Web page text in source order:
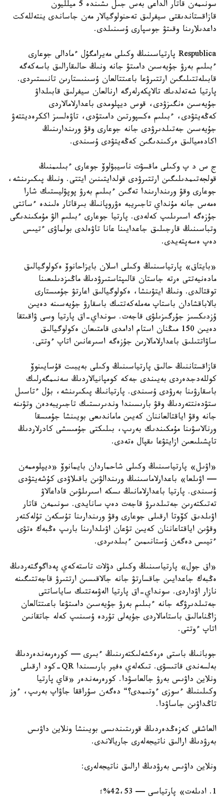
سونىمەن قاتار الداعى بەس جىل ىشىندە 5 ميلليون
قازاقستاندىقتى سيفرلىق تەحنولوگيالار مەن جاساندى ينتەللەكت
داعدىلارىنا وقىتۋ جوسپارى ۇسىنىلدى.
Respublica پارتياسىنىڭ وكىلى مەيرامگۇل ءمادالى جوعارى
ءبىلىم بەرۋ جۇيەسىن دامىتۋ جانە ونىڭ حالىقارالىق باسەكەگە
قابىلەتتىلىگىن ارتتىرۋعا باعىتتالعان ۇسىنىستارىن تانىستىردى.
پارتيا شەتەلدىك تالاپكەرلەرگە ارنالعان سيفرلىق قابىلداۋ
جۇيەسىن ەنگىزۋدى، قوس ديپلومدى باعدارلامالاردى
كەڭەيتۋدى، ءبىلىم ەكسپورتىن دامىتۋدى، تاۋەلسىز اككرەديتتەۋ
جۇيەسىن جەتىلدىرۋدى جانە جوعارى وقۋ ورىندارىنىڭ
اكادەميالىق ەركىندىگىن كەڭەيتۋدى ۇسىندى.
ج س د پ وكىلى ماقسۋت ناسيبۋلوۆ جوعارى ءبىلىمنىڭ
قولجەتىمدىلىگىن ارتتىرۋدى قولدايتىنىن ايتتى. ونىڭ پىكىرىنشە،
جوعارى وقۋ ورىندارىندا تەگىن ءبىلىم بەرۋ پوپۋليستىك شارا
ەمەس جانە مۇنداي تاجىريبە ەۋروپانىڭ بىرقاتار ەلىندە ءساتتى
جۇزەگە اسىرىلىپ كەلەدى. پارتيا جوعارى ءبىلىم الۋ مۇمكىندىگى
وتباسىنىڭ قارجىلىق جاعدايىنا عانا تاۋەلدى بولماۋى ءتيىس
دەپ ەسەپتەيدى.
«بايتاق» پارتياسىنىڭ وكىلى اسلان بايزاحانوۆ ەكولوگيالىق
مادەنيەتتى ەرتە جاستان قالىپتاستىرۋدىڭ ماڭىزدىلىعىنا
توقتالدى. ونىڭ ايتۋىنشا، ەكولوگيالىق اعارتۋ جۇمىستارى
بالاباقشادان باستاپ مەملەكەتتىك باسقارۋ جۇيەسىنە دەيىن
ۇزدىكسىز جۇرگىزىلۋى قاجەت. سونداي-اق پارتيا وسى ۋاقىتقا
دەيىن 150 مىڭنان استام ادامدى قامتىعان ەكولوگيالىق
ساۋاتتىلىق باعدارلامالارىن جۇزەگە اسىرعانىن اتاپ ءوتتى.
قازاقستاننىڭ حالىق پارتياسىنىڭ وكىلى بەيبىت قۇسايىنوۆ
كوللەدجدەردى بەيىندى جەكە كومپانيالاردىڭ سەنىمگەرلىك
باسقارۋىنا بەرۋدى ۇسىندى. پارتيانىڭ پىكىرىنشە، بۇل ءتاسىل
ستۋدەنتتەردىڭ وقۋ بارىسىندا وندىرىستىك تاجىريبەدەن وتۋىنە
جانە وقۋ اياقتالعاننان كەيىن ماماندىعى بويىنشا جۇمىسقا
ورنالاسۋىنا مۇمكىندىك بەرىپ، بىلىكتى جۇمىسشى كادرلاردىڭ
تاپشىلىعىن ازايتۋعا ىقپال ەتەدى.
«اۋىل» پارتياسىنىڭ وكىلى شاحماردان بايمانوۆ «ديپلوممەن
— اۋىلعا» باعدارلاماسىنىڭ ورىندالۋىن باقىلاۋدى كۇشەيتۋدى
ۇسىندى. پارتيا باعدارلامانىڭ ىسكە اسىرىلۋىن قاداعالاۋ
تەتىكتەرىن جەتىلدىرۋ قاجەت دەپ سانايدى. سونىمەن قاتار
اۋىلدىق كۆوتا ارقىلى جوعارى وقۋ ورىندارىنا تۇسكەن تۇلەكتەر
وقۋىن اياقتاعاننان كەيىن تۋعان اۋىلدارىنا بارىپ ەڭبەك ەتۋى
ءتيىس دەگەن ۇستانىمىن ءبىلدىردى.
«اق جول» پارتياسىنىڭ وكىلى دۋلات تاستەكەي پەداگوگتەردىڭ
ەڭبەك جاعدايىن جاقسارتۋ جانە جالاقىسىن ارتتىرۋ قاجەتتىگىنە
نازار اۋداردى. سونداي-اق پارتيا الەۋمەتتىك ساياساتتى
جەتىلدىرۋگە جانە ءبىلىم بەرۋ جۇيەسىن دامىتۋعا باعىتتالعان
زاڭنامالىق باستامالاردى جۇيەلى تۇردە ۇسىنىپ كەلە جاتقانىن
اتاپ ءوتتى.
جوبانىڭ باستى ەرەكشەلىكتەرىنىڭ ءبىرى — كورەرمەندەردىڭ
بەلسەندى قاتىسۋى. تىكەلەي ەفير بارىسىندا QR-كود ارقىلى
ونلاين داۋىس بەرۋ جالعاسۋدا. كورەرمەندەر «قاي پارتيا
وكىلىنىڭ ءسوزى ءوتىمدى؟“ دەگەن سۇراققا جاۋاپ بەرىپ، ءوز
تاڭداۋىن جاساۋدا.
العاشقى كەزەڭدەردىڭ قورىتىندىسى بويىنشا ونلاين داۋىس
بەرۋدىڭ ارالىق ناتيجەلەرى جاريالاندى.
ونلاين داۋىس بەرۋدىڭ ارالىق ناتيجەلەرى:
1. ادىلەت» پارتياسى — 42،53%؛